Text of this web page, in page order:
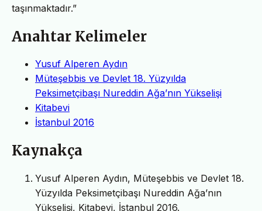
taşınmaktadır.”
Anahtar Kelimeler
Yusuf Alperen Aydın
Müteşebbis ve Devlet 18. Yüzyılda
Peksimetçibaşı Nureddin Ağa’nın Yükselişi
Kitabevi
İstanbul 2016
Kaynakça
Yusuf Alperen Aydın, Müteşebbis ve Devlet 18.
Yüzyılda Peksimetçibaşı Nureddin Ağa’nın
Yükselişi, Kitabevi, İstanbul 2016.